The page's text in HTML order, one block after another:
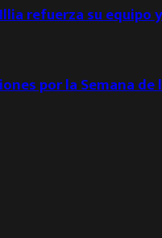
refuerza su equipo
por la Semana de